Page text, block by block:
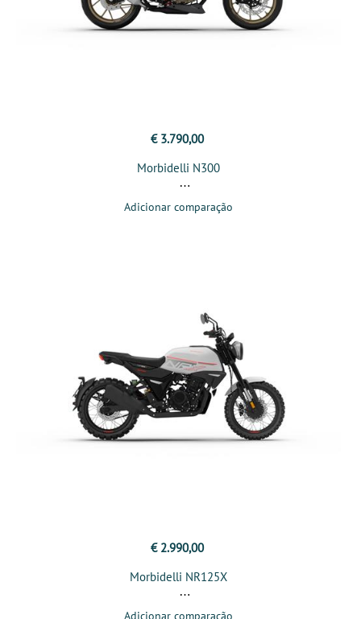
€ 3.790,00
Morbidelli N300
Adicionar comparação
€ 2.990,00
Morbidelli NR125X
Adicionar comparação